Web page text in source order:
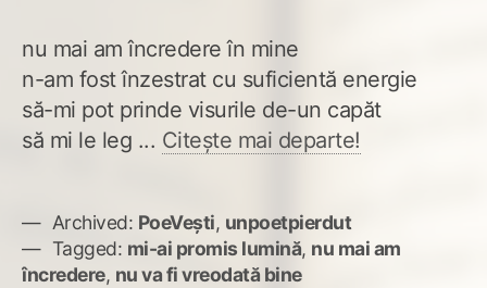
nu mai am încredere în mine
n-am fost înzestrat cu suficientă energie
să-mi pot prinde visurile de-un capăt
să mi le leg ... Citește mai departe!
Archived: PoeVești, unpoetpierdut
Tagged: mi-ai promis lumină, nu mai am
încredere, nu va fi vreodată bine